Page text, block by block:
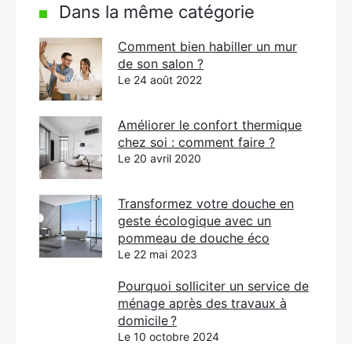
Dans la même catégorie
Comment bien habiller un mur
de son salon ?
Le 24 août 2022
Améliorer le confort thermique
chez soi : comment faire ?
Le 20 avril 2020
Transformez votre douche en
geste écologique avec un
pommeau de douche éco
Le 22 mai 2023
Pourquoi solliciter un service de
ménage après des travaux à
domicile ?
Le 10 octobre 2024